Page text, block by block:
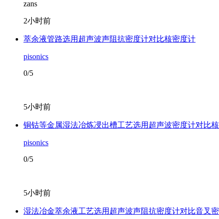
zans
2小时前
萃余液管路选用超声波声阻抗密度计对比核密度计
pisonics
0/5
5小时前
铜钴等金属湿法冶炼㓎出槽工艺选用超声波密度计对比
pisonics
0/5
5小时前
湿法冶金萃余液工艺选用超声波声阻抗密度计对比音叉